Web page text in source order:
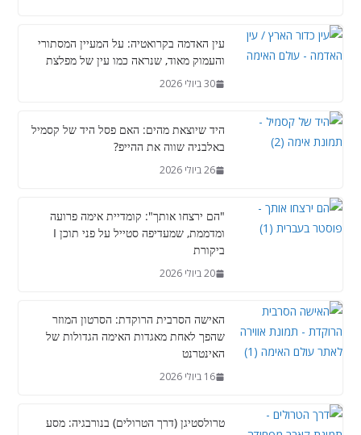
עין האדמה בקרואטיה: על המעיין המסתורי
והעמוק מאוד, שנראה כמו עין של מפלצת
30 ביולי 2026
היד שיוצאת מהים: האם פסל היד של קסמיל
באלבניה שווה את ההייפ?
26 ביולי 2026
"הם ירצחו אותך": קומדיית אימה פרועה
ומדממת, שמעדיפה סטייל על פני תוכן I
ביקורת
20 ביולי 2026
האישה הסרבית הרוקדת: הסרטון המוזר
שהפך לאחת מאגדות האימה הגדולות של
האינטרנט
16 ביולי 2026
טרולסטיגן (דרך הטרולים) בנורבגיה: מסע